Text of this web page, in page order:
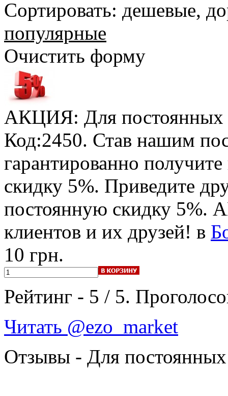
Сортировать: дешевые,
популярные
Очистить форму
АКЦИЯ: Для постоянных
Код:2450. Став нашим
гарантированно
скидку 5%. Приведите
постоянную скидку 5%.
клиентов и их друзей! в
10 грн.
Рейтинг - 5 / 5.
Читать @ezo_market
Отзывы - Для